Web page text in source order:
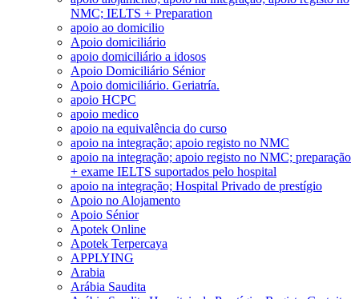
NMC; IELTS + Preparation
apoio ao domicilio
Apoio domiciliário
apoio domiciliário a idosos
Apoio Domiciliário Sénior
Apoio domiciliário. Geriatría.
apoio HCPC
apoio medico
apoio na equivalência do curso
apoio na integração; apoio registo no NMC
apoio na integração; apoio registo no NMC; preparação
+ exame IELTS suportados pelo hospital
apoio na integração; Hospital Privado de prestígio
Apoio no Alojamento
Apoio Sénior
Apotek Online
Apotek Terpercaya
APPLYING
Arabia
Arábia Saudita